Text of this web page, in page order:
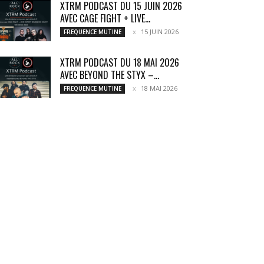
XTRM PODCAST DU 15 JUIN 2026
AVEC CAGE FIGHT + LIVE...
FREQUENCE MUTINE 15 JUIN 2026
XTRM PODCAST DU 18 MAI 2026
AVEC BEYOND THE STYX –...
FREQUENCE MUTINE 18 MAI 2026